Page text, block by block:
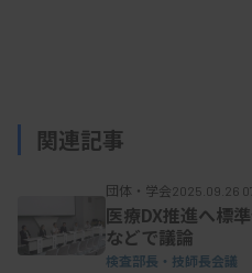
イコプラズマ肺炎の流行
関連記事
団体・学会2025.09.26
医療DX推進へ標
などで議論
検査部長・技師長会議